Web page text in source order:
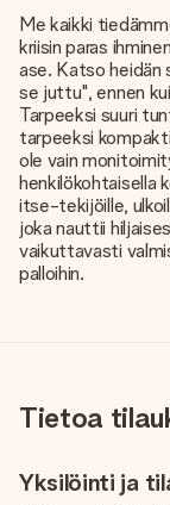
Me kaikki
kriisin paras
ase. Katso heidän
se juttu", ennen
Tarpeeksi suuri
tarpeeksi
ole vain
henkilökohtaisella
itse-tekijöille,
joka nauttii
vaikuttavasti
palloihin.
Tietoa
Yksilöinti ja